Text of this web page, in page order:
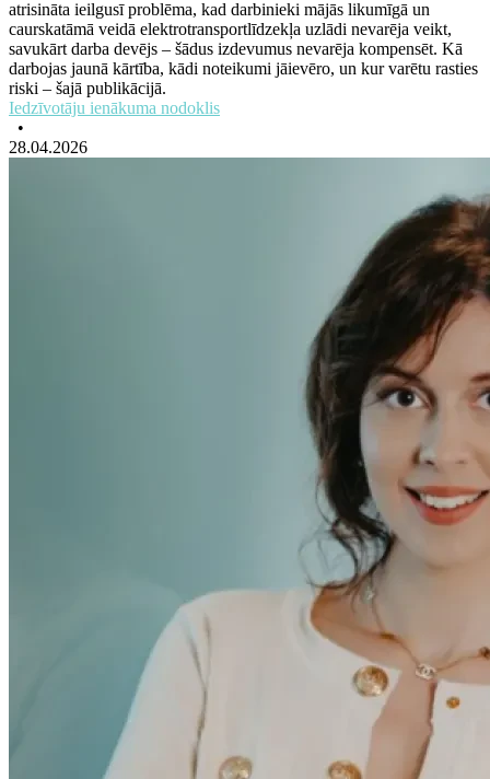
atrisināta ieilgusī problēma, kad darbinieki mājās likumīgā un
caurskatāmā veidā elektrotransportlīdzekļa uzlādi nevarēja veikt,
savukārt darba devējs – šādus izdevumus nevarēja kompensēt. Kā
darbojas jaunā kārtība, kādi noteikumi jāievēro, un kur varētu rasties
riski – šajā publikācijā.
Iedzīvotāju ienākuma nodoklis
•
28.04.2026